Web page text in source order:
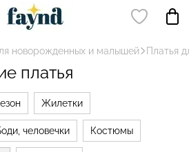
новорожденных и малышей Платья
платья
Жилетки
человечки Костюмы